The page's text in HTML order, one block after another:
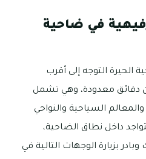
في ضاحية
الحيرة التوجه إلى أقرب
دقائق معدودة، وهي تشمل
السياحية والنواحي
داخل نطاق الضاحية،
بزيارة الوجهات التالية في